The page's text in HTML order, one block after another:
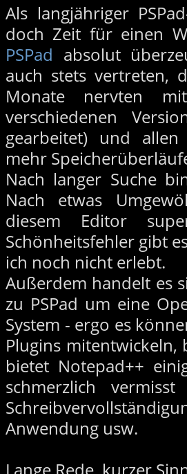
Als langjähriger
doch Zeit für einen
PSPad absolut
auch stets vertreten,
Monate nervten
verschiedenen
gearbeitet) und
mehr
Nach langer Suche
Nach etwas
diesem Editor
Schönheitsfehler gibt
ich noch nicht erlebt.
Außerdem handelt es
zu PSPad um eine
System - ergo es
Plugins mitentwickeln,
bietet Notepad++
schmerzlich
Anwendung usw.
Lange Rede, kurzer